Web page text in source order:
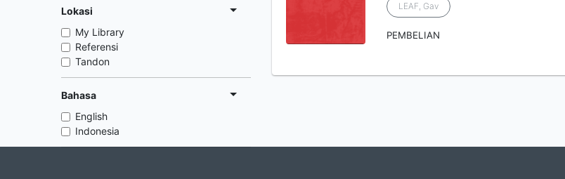
Lokasi
My Library
Referensi
Tandon
Bahasa
English
Indonesia
LEAF, Gav
PEMBELIAN